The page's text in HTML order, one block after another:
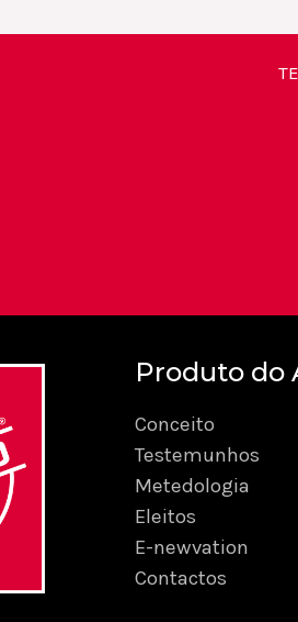
Produto do
Conceito
Testemunhos
Metedologia
Eleitos
E-newvation
Contactos